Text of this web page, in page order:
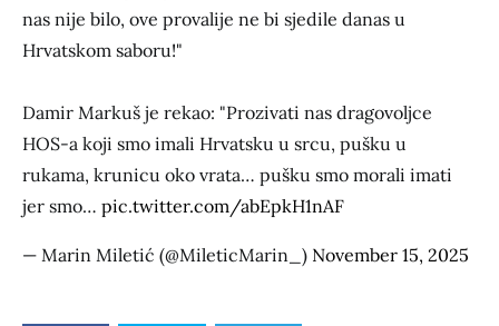
nas nije bilo, ove provalije ne bi sjedile danas u
Hrvatskom saboru!"
Damir Markuš je rekao: "Prozivati nas dragovoljce
HOS-a koji smo imali Hrvatsku u srcu, pušku u
rukama, krunicu oko vrata… pušku smo morali imati
jer smo… pic.twitter.com/abEpkH1nAF
— Marin Miletić (@MileticMarin_) November 15, 2025